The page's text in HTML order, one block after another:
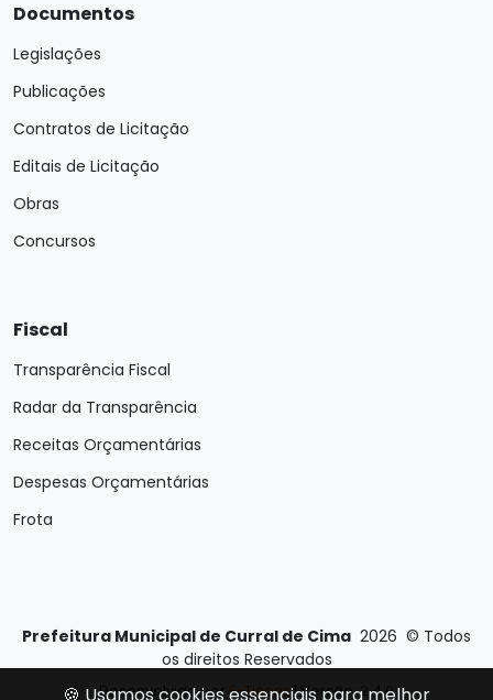
Documentos
Legislações
Publicações
Contratos de Licitação
Editais de Licitação
Obras
Concursos
Fiscal
Transparência Fiscal
Radar da Transparência
Receitas Orçamentárias
Despesas Orçamentárias
Frota
Prefeitura Municipal de Curral de Cima 2026 © Todos
os direitos Reservados
Desenvolvido por E-Ticons| Versão: 2.4.0